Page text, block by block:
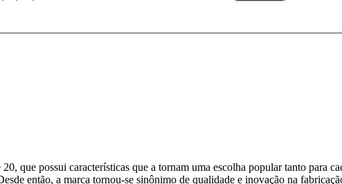
que possui características que a tornam uma escolha popular tanto para
então, a marca tornou-se sinônimo de qualidade e inovação na